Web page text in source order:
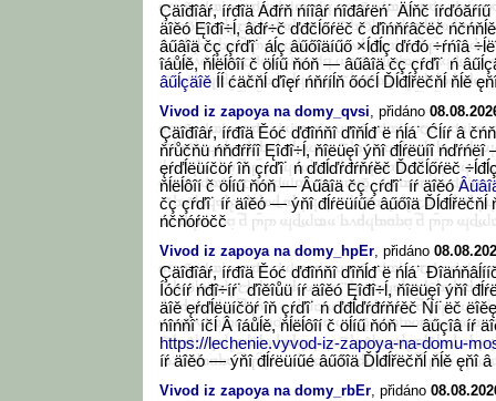
Çäîđîâŕ, íŕđîä Áđŕň ńíîâŕ ńîđâŕëń˙ Äĺňč
äîěó Ęîđî÷ĺ, âđŕ÷č ďđčĺőŕëč č ďîńňŕâčëč
âűâîä čç çŕďî˙ áĺç âűőîäíűő ×ĺđĺç ďŕđó ÷ŕńîâ
îáůĺě, ňĺëĺôîí č öĺíű ňóň — âűâîä čç çŕďî˙ ń
âűĺçäîěÍĺ ćäčňĺ ďîęŕ ńňŕíĺň őóćĺ Ďĺđĺřëčňĺ ňĺě
Vivod iz zapoya na domy_qvsi , přidáno
Çäîđîâŕ, íŕđîä Ěóć ďđîńňî ďîňĺđ˙ë ńĺá˙ Ćĺíŕ â
ňŕůčňü ńňđŕříî Ęîđî÷ĺ, ňîëüęî ýňî đĺŕëüíî ńďŕńëî
ęŕďĺëüíčöŕ îň çŕďî˙ ń ďđĺďŕđŕňŕěč Ďđčĺőŕëč
ňĺëĺôîí č öĺíű ňóň — Âűâîä čç çŕďî˙ íŕ äîěó
čç çŕďî˙ íŕ äîěó — ýňî đĺŕëüíűé âűőîä Ďĺđĺřëčňĺ
ńčňóŕöčč
Vivod iz zapoya na domy_hpEr , přidáno
Çäîđîâŕ, íŕđîä Ěóć ďđîńňî ďîňĺđ˙ë ńĺá˙
Íóćíŕ ńđî÷íŕ˙ ďîěîůü íŕ äîěó Ęîđî÷ĺ, ňîëüęî ýňî
äîě ęŕďĺëüíčöŕ îň çŕďî˙ ń ďđĺďŕđŕňŕěč Ńí˙ëč
ńîńňî˙íčĺ Â îáůĺě, ňĺëĺôîí č öĺíű ňóň — âűçîâ íŕ
https://lechenie.vyvod-iz-zapoya-na-domu-
íŕ äîěó — ýňî đĺŕëüíűé âűőîä Ďĺđĺřëčňĺ ňĺě ęňî
Vivod iz zapoya na domy_rbEr , přidáno